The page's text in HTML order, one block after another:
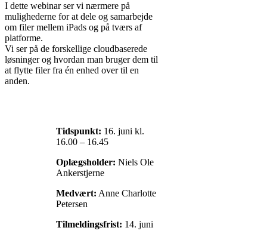
I dette webinar ser vi nærmere på
mulighederne for at dele og samarbejde
om filer mellem iPads og på tværs af
platforme.
Vi ser på de forskellige cloudbaserede
løsninger og hvordan man bruger dem til
at flytte filer fra én enhed over til en
anden.
Tidspunkt: 16. juni kl.
16.00 – 16.45
Oplægsholder: Niels Ole
Ankerstjerne
Medvært: Anne Charlotte
Petersen
Tilmeldingsfrist: 14. juni